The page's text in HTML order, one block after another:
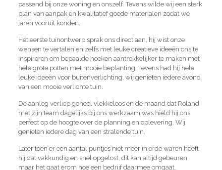
passend bij onze woning en onszelf. Tevens wilde wij een sterk
plan van aanpak en kwalitatief goede materialen zodat we
jaren vooruit konden.
Het eerste tuinontwerp sprak ons direct aan, hij wist onze
wensen te vertalen en zelfs met leuke creatieve ideeën ons te
inspireren om bepaalde hoeken aantrekkelijker te maken met
hele grote potten met mooie beplanting. Tevens had hij hele
leuke ideeën voor buitenverlichting, wij genieten iedere avond
van een mooie verlichte tuin.
De aanleg verliep geheel vlekkeloos en de maand dat Roland
met zijn team dagelijks bij ons werkzaam was hield hij ons
perfect op de hoogte over de planning en oplevering. Wij
genieten iedere dag van een stralende tuin.
Later toen er een aantal puntjes niet meer in orde waren heeft
hij dat vakkundig en snel opgelost, dit kan altijd gebeuren
maar het gaat erom hoe een bedrijf daarmee omgaat.